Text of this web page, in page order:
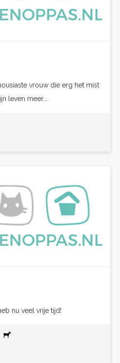
vrouw die erg het mist
leven meer...
nu veel vrije tijd!